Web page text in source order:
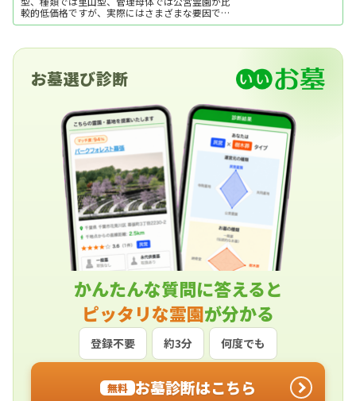
較的低価格ですが、実際にはさまざまな要因で費
用が変動します。ここでは、樹木葬の費用相場と
お墓選び診断
かんたんな質問に答えると
ピッタリな霊園が分かる
登録不要 約3分 何度でも
無料 お墓診断はこちら